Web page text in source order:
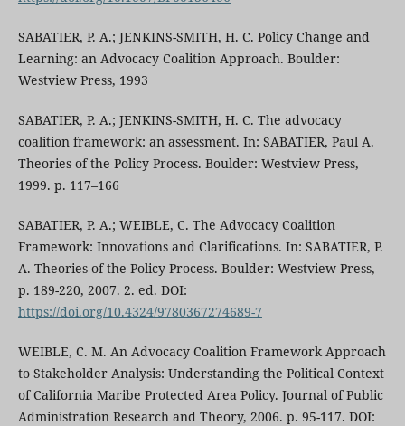
SABATIER, P. A.; JENKINS-SMITH, H. C. Policy Change and
Learning: an Advocacy Coalition Approach. Boulder:
Westview Press, 1993
SABATIER, P. A.; JENKINS-SMITH, H. C. The advocacy
coalition framework: an assessment. In: SABATIER, Paul A.
Theories of the Policy Process. Boulder: Westview Press,
1999. p. 117–166
SABATIER, P. A.; WEIBLE, C. The Advocacy Coalition
Framework: Innovations and Clarifications. In: SABATIER, P.
A. Theories of the Policy Process. Boulder: Westview Press,
p. 189-220, 2007. 2. ed. DOI:
https://doi.org/10.4324/9780367274689-7
WEIBLE, C. M. An Advocacy Coalition Framework Approach
to Stakeholder Analysis: Understanding the Political Context
of California Maribe Protected Area Policy. Journal of Public
Administration Research and Theory, 2006. p. 95-117. DOI: